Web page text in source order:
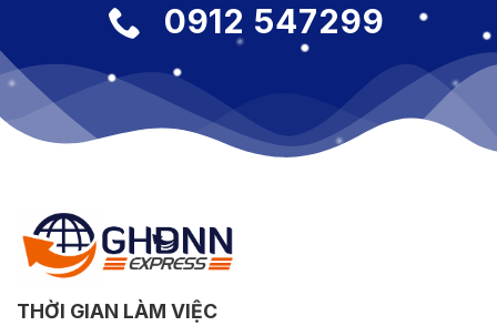
0912 547299
THỜI GIAN LÀM VIỆC